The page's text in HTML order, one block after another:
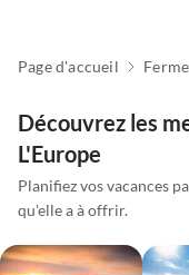
Page d'accueil Ferme
Découvrez les
L'Europe
Planifiez vos vacances
qu'elle a à offrir.